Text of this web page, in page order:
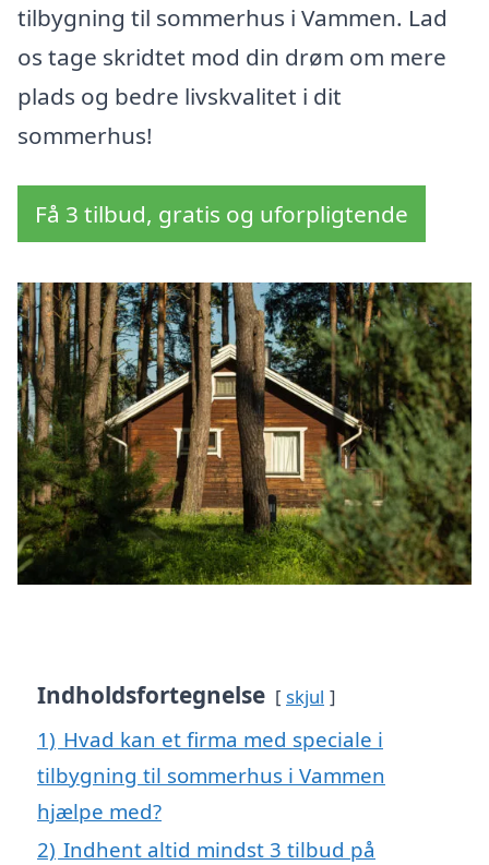
tilbygning til sommerhus i Vammen. Lad
os tage skridtet mod din drøm om mere
plads og bedre livskvalitet i dit
sommerhus!
Få 3 tilbud, gratis og uforpligtende
Indholdsfortegnelse skjul
1) Hvad kan et firma med speciale i
tilbygning til sommerhus i Vammen
hjælpe med?
2) Indhent altid mindst 3 tilbud på